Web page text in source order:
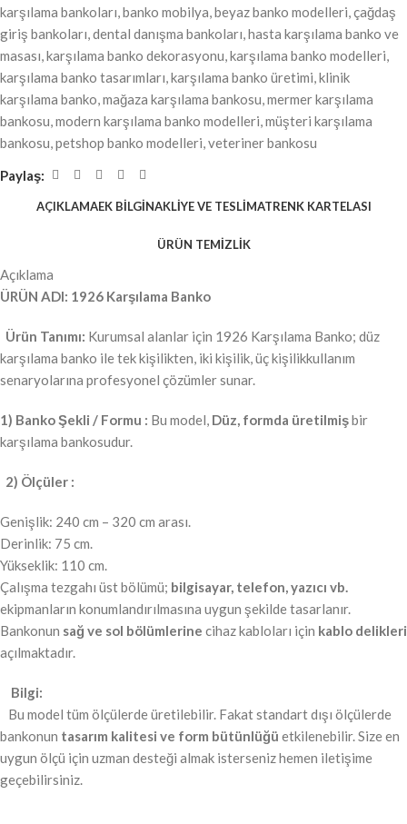
karşılama bankoları,banko mobilya,beyaz banko modelleri,çağdaş
giriş bankoları,dental danışma bankoları,hasta karşılama banko ve
masası,karşılama banko dekorasyonu,karşılama banko modelleri,
karşılama banko tasarımları,karşılama banko üretimi,klinik
karşılama banko,mağaza karşılama bankosu,mermer karşılama
bankosu,modern karşılama banko modelleri,müşteri karşılama
bankosu,petshop banko modelleri,veteriner bankosu
Paylaş:
AÇIKLAMAEK BILGINAKLİYE VE TESLİMATRENK KARTELASI
ÜRÜN TEMİZLİK
Açıklama
ÜRÜN ADI: 1926 Karşılama Banko
Ürün Tanımı: Kurumsal alanlar için 1926 Karşılama Banko; düz
karşılama banko ile tek kişilikten, iki kişilik, üç kişilikkullanım
senaryolarına profesyonel çözümler sunar.
1) Banko Şekli / Formu : Bu model, Düz, formda üretilmişbir
karşılama bankosudur.
2) Ölçüler :
Genişlik: 240 cm – 320 cm arası.
Derinlik: 75 cm.
Yükseklik: 110 cm.
Çalışma tezgahı üst bölümü; bilgisayar, telefon, yazıcı vb.
ekipmanların konumlandırılmasına uygun şekilde tasarlanır.
Bankonun sağ ve sol bölümlerine cihaz kabloları için kablo delikleri
açılmaktadır.
Bilgi:
Bu model tüm ölçülerde üretilebilir. Fakat standart dışı ölçülerde
bankonun tasarım kalitesi ve form bütünlüğü etkilenebilir. Size en
uygun ölçü için uzman desteği almak isterseniz hemen iletişime
geçebilirsiniz.